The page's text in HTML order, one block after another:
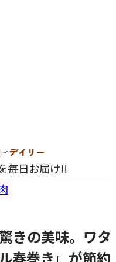
毎日お届け!!
きの美味。ワタ
春巻き』が節約